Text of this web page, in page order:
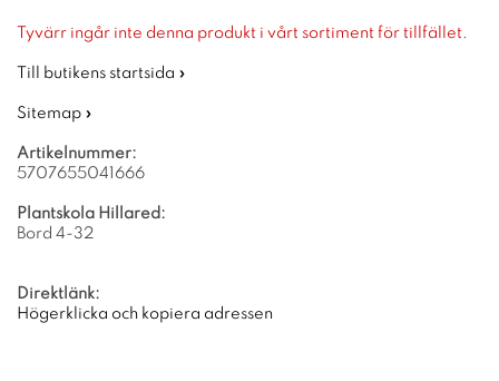
Tyvärr ingår inte denna produkt i vårt sortiment för tillfället.
Till butikens startsida »
Sitemap »
Artikelnummer:
5707655041666
Plantskola Hillared:
Bord 4-32
Direktlänk:
Högerklicka och kopiera adressen